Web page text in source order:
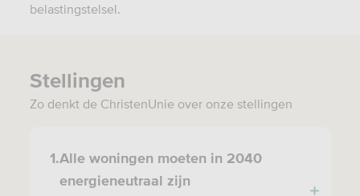
belastingstelsel.
Stellingen
Zo denkt de ChristenUnie over onze stellingen
1.Alle woningen moeten in 2040
energieneutraal zijn